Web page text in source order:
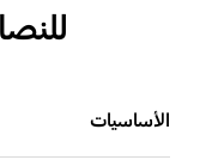
الأساسيات